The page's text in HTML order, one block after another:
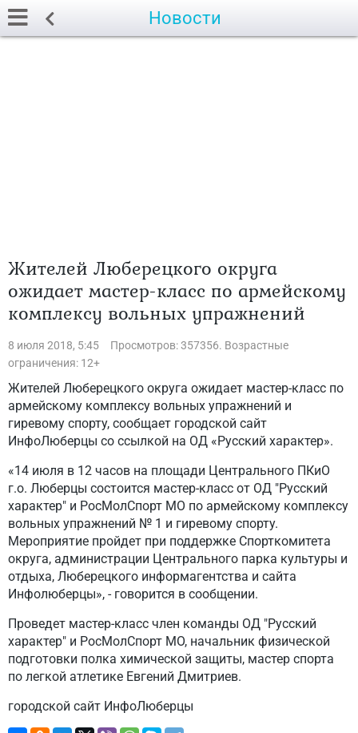
Новости
Жителей Люберецкого округа
ожидает мастер-класс по армейскому
комплексу вольных упражнений
8 июля 2018, 5:45
Просмотров: 357356. Возрастные
ограничения: 12+
Жителей Люберецкого округа ожидает мастер-класс по
армейскому комплексу вольных упражнений и
гиревому спорту, сообщает городской сайт
ИнфоЛюберцы со ссылкой на ОД «Русский характер».
«14 июля в 12 часов на площади Центрального ПКиО
г.о. Люберцы состоится мастер-класс от ОД "Русский
характер" и РосМолСпорт МО по армейскому комплексу
вольных упражнений № 1 и гиревому спорту.
Мероприятие пройдет при поддержке Спорткомитета
округа, администрации Центрального парка культуры и
отдыха, Люберецкого информагентства и сайта
Инфолюберцы», - говорится в сообщении.
Проведет мастер-класс член команды ОД "Русский
характер" и РосМолСпорт МО, начальник физической
подготовки полка химической защиты, мастер спорта
по легкой атлетике Евгений Дмитриев.
городской сайт ИнфоЛюберцы